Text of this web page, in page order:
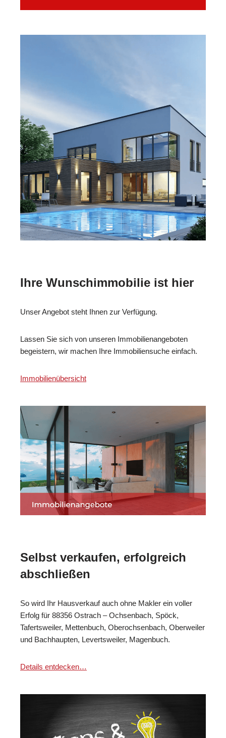
Ihre Wunschimmobilie ist hier
Unser Angebot steht Ihnen zur Verfügung.
Lassen Sie sich von unseren Immobilienangeboten
begeistern, wir machen Ihre Immobiliensuche einfach.
Immobilienübersicht
Selbst verkaufen, erfolgreich
abschließen
So wird Ihr Hausverkauf auch ohne Makler ein voller
Erfolg für 88356 Ostrach – Ochsenbach, Spöck,
Tafertsweiler, Mettenbuch, Oberochsenbach, Oberweiler
und Bachhaupten, Levertsweiler, Magenbuch.
Details entdecken…